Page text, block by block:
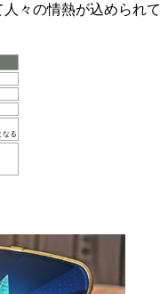
々の情熱が込められて
なる